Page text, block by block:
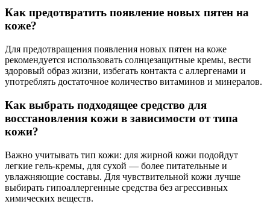
Как предотвратить появление новых пятен на
коже?
Для предотвращения появления новых пятен на коже
рекомендуется использовать солнцезащитные кремы, вести
здоровый образ жизни, избегать контакта с аллергенами и
употреблять достаточное количество витаминов и минералов.
Как выбрать подходящее средство для
восстановления кожи в зависимости от типа
кожи?
Важно учитывать тип кожи: для жирной кожи подойдут
легкие гель-кремы, для сухой — более питательные и
увлажняющие составы. Для чувствительной кожи лучше
выбирать гипоаллергенные средства без агрессивных
химических веществ.